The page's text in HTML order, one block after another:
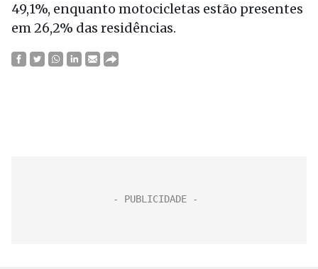
49,1%, enquanto motocicletas estão presentes
em 26,2% das residências.